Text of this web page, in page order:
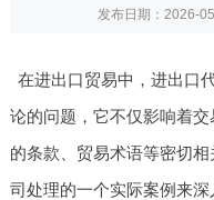
发布日期：2026-
在进出口贸易中，进出口
论的问题，它不仅影响着
的条款、贸易术语等密切
司处理的一个实际案例来深